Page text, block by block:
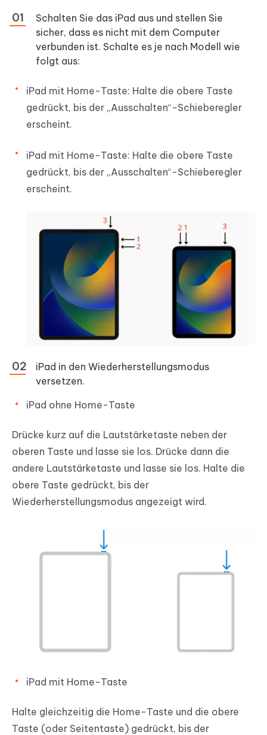
Schalten Sie das iPad aus und stellen Sie
sicher, dass es nicht mit dem Computer
verbunden ist. Schalte es je nach Modell wie
folgt aus:
iPad mit Home-Taste: Halte die obere Taste
gedrückt, bis der „Ausschalten“-Schieberegler
erscheint.
iPad mit Home-Taste: Halte die obere Taste
gedrückt, bis der „Ausschalten“-Schieberegler
erscheint.
iPad in den Wiederherstellungsmodus
versetzen.
iPad ohne Home-Taste
Drücke kurz auf die Lautstärketaste neben der
oberen Taste und lasse sie los. Drücke dann die
andere Lautstärketaste und lasse sie los. Halte die
obere Taste gedrückt, bis der
Wiederherstellungsmodus angezeigt wird.
iPad mit Home-Taste
Halte gleichzeitig die Home-Taste und die obere
Taste (oder Seitentaste) gedrückt, bis der